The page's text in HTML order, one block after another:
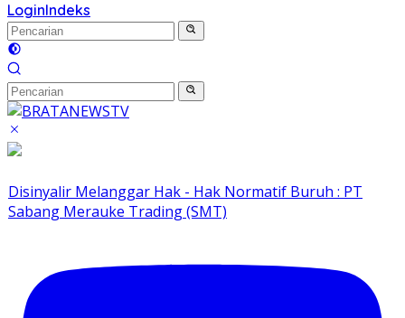
LoginIndeks
Disinyalir Melanggar Hak - Hak Normatif Buruh : PT
Sabang Merauke Trading (SMT)